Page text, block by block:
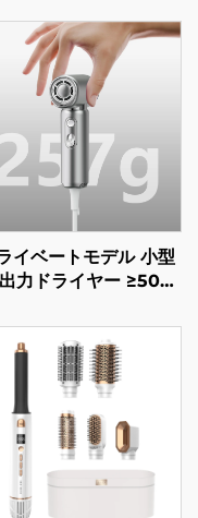
イベートモデル 小型
力ドライヤー ≥500
軽量ミニヘアードラ
イヤー